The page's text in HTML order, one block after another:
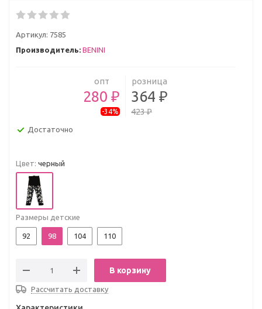
Артикул: 7585
Производитель: BENINI
опт
280 ₽
-34%
розница
364 ₽
423 ₽
Достаточно
Цвет: черный
Размеры детские
92 98 104 110
В корзину
Рассчитать доставку